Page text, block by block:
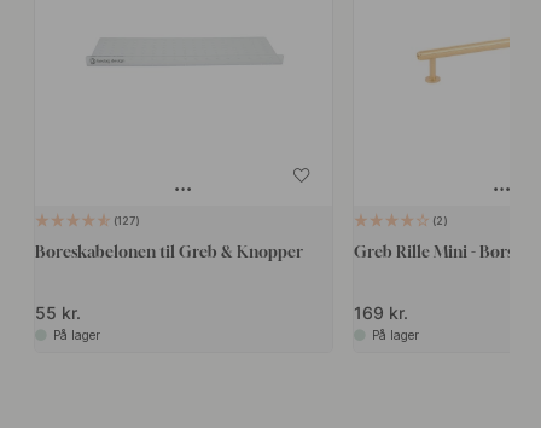
127
Boreskabelonen til Greb & Knopper
55 kr.
På lager
2
Greb Rille Mini - Børstet
169 kr.
På lager